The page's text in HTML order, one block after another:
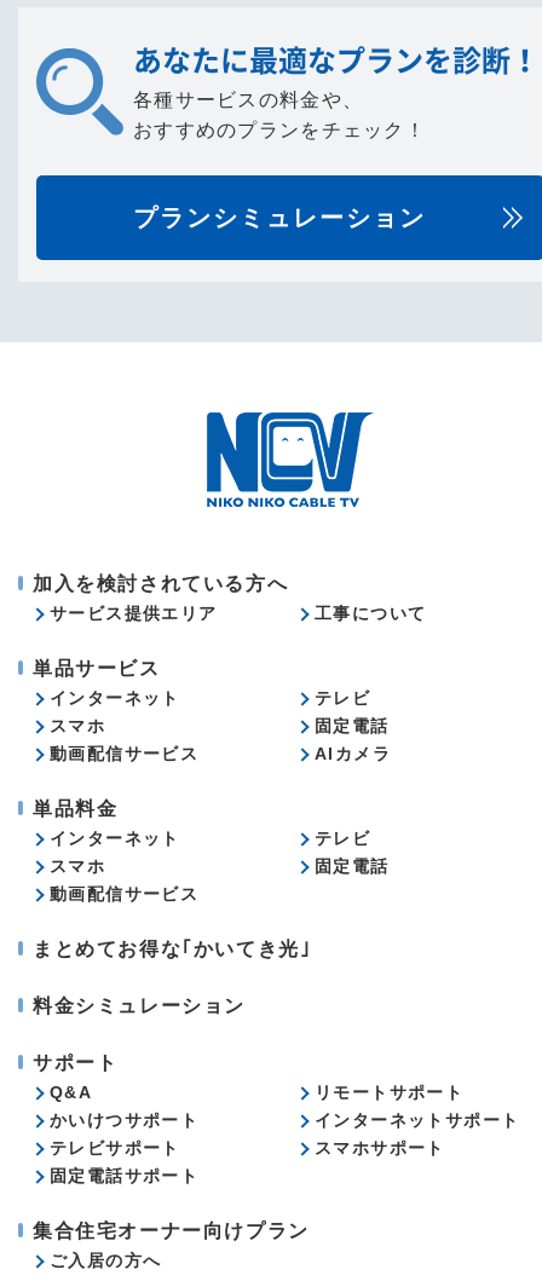
あなたに最適なプランを診断！
各種サービスの料金や、
おすすめのプランをチェック！
プランシミュレーション
加入を検討されている方へ
サービス提供エリア 工事について
単品サービス
インターネット
テレビ
スマホ
固定電話
動画配信サービス
AIカメラ
単品料金
インターネット
テレビ
スマホ
固定電話
動画配信サービス
まとめてお得な｢かいてき光｣
料金シミュレーション
サポート
Q&A
リモートサポート
かいけつサポート
インターネットサポート
テレビサポート
スマホサポート
固定電話サポート
集合住宅オーナー向けプラン
ご入居の方へ